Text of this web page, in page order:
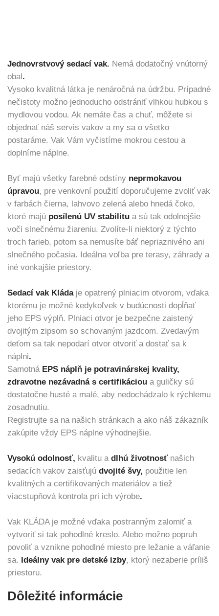
Jednovrstvový sedací vak. Nemá dodatočný vnútorný
obal.
Vysoko kvalitná látka je nenáročná na údržbu. Prípadné
nečistoty možno jednoducho odstrániť vlhkou hubkou s
mydlovou vodou. Ak nemáte čas a chuť, môžete si
objednať náš servis vakov a my sa o všetko
postaráme. Vak Vám vyčistíme mokrou cestou a
doplníme náplne.
Byť majú všetky farebné odstíny neprmokavou
úpravou, pre venkovní použití doporučujeme zvoliť vak
v farbách čierna, lahvovo zelená alebo hnedá čoko,
ktoré majú posílenú UV stabilitu a sú tak odolnejšie
voči slnečnému žiareniu. Zvolíte-li niektorý z týchto
troch farieb, potom sa nemusíte báť nepriaznivého ani
slnečného počasia. Ideálna voľba pre terasy, záhrady a
iné vonkajšie priestory.​​​​
Sedací vak Kláda je opatrený plniacim otvorom, vďaka
ktorému je možné kedykoľvek v budúcnosti dopĺňať
jeho EPS výplň. Plniaci otvor je bezpečne zaistený
dvojitým zipsom so schovaným jazdcom. Zvedavým
deťom sa tak nepodarí otvor otvoriť a dostať sa k
náplni.
Samotná EPS náplň je potravinárskej kvality,
zdravotne nezávadná s certifikáciou a guličky sú
dostatočne husté a malé, aby nedochádzalo k rýchlemu
zosadnutiu.
Registrujte sa na našich stránkach a ako náš zákazník
zakúpite vždy EPS náplne výhodnejšie.
Vysokú odolnosť, kvalitu adlhú životnosť našich
sedacích vakov zaisťujú dvojité švy, použitie len
kvalitných a certifikovaných materiálov a tiež
viacstupňová kontrola pri ich výrobe.
Vak KLÁDA je možné vďaka postranným zalomiť a
vytvoriť si tak pohodlné kreslo. Alebo možno popruh
povoliť a vznikne pohodlné miesto pre ležanie a váľanie
sa. Ideálny vak pre detské izby, ktorý nezaberie príliš
priestoru.
Dôležité informácie